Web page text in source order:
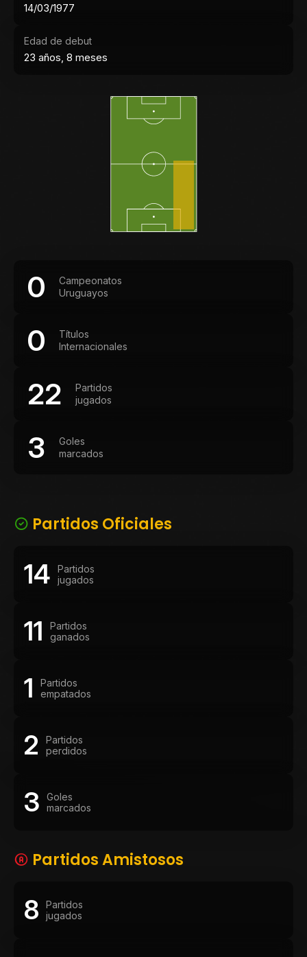
14/03/1977
Edad de debut
23 años, 8 meses
0
Campeonatos
Uruguayos
0
Títulos
Internacionales
22
Partidos
jugados
3
Goles
marcados
Partidos Oficiales
14
Partidos
jugados
11
Partidos
ganados
1
Partidos
empatados
2
Partidos
perdidos
3
Goles
marcados
Partidos Amistosos
8
Partidos
jugados